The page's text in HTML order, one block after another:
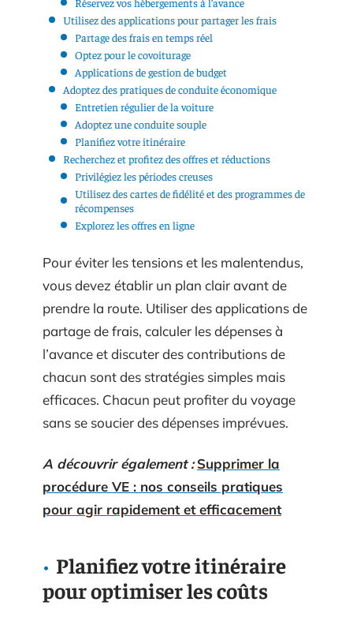
Utilisez des applications pour partager les frais
Partage des frais en temps réel
Optez pour le covoiturage
Applications de gestion de budget
Adoptez des pratiques de conduite économique
Entretien régulier de la voiture
Adoptez une conduite souple
Planifiez votre itinéraire
Recherchez et profitez des offres et réductions
Privilégiez les périodes creuses
Utilisez des cartes de fidélité et des programmes de
récompenses
Explorez les offres en ligne
Pour éviter les tensions et les malentendus,
vous devez établir un plan clair avant de
prendre la route. Utiliser des applications de
partage de frais, calculer les dépenses à
l’avance et discuter des contributions de
chacun sont des stratégies simples mais
efficaces. Chacun peut profiter du voyage
sans se soucier des dépenses imprévues.
A découvrir également : Supprimer la
procédure VE : nos conseils pratiques
pour agir rapidement et efficacement
Planifiez votre itinéraire
pour optimiser les coûts